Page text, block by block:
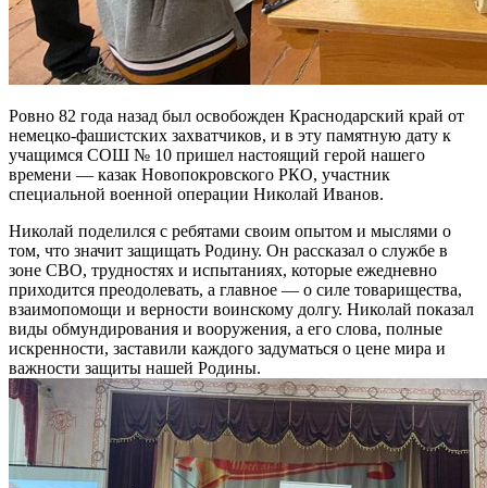
Ровно 82 года назад был освобожден Краснодарский край от
немецко-фашистских захватчиков, и в эту памятную дату к
учащимся СОШ № 10 пришел настоящий герой нашего
времени — казак Новопокровского РКО, участник
специальной военной операции Николай Иванов.
Николай поделился с ребятами своим опытом и мыслями о
том, что значит защищать Родину. Он рассказал о службе в
зоне СВО, трудностях и испытаниях, которые ежедневно
приходится преодолевать, а главное — о силе товарищества,
взаимопомощи и верности воинскому долгу. Николай показал
виды обмундирования и вооружения, а его слова, полные
искренности, заставили каждого задуматься о цене мира и
важности защиты нашей Родины.